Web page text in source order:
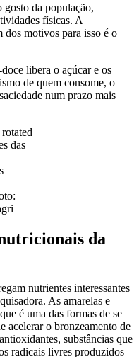
gosto da população,
físicas. A
dos motivos para isso é o
libera o açúcar e os
de quem consome, o
num prazo mais
das
da
nutrientes interessantes
As amarelas e
é uma das formas de se
acelerar o bronzeamento de
substâncias que
radicais livres produzidos